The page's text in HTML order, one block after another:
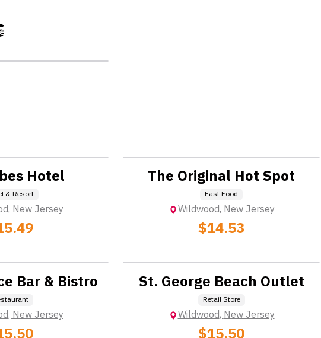
หมาย
ยนแปลง ขึ้นอยู่กับนายจ้าง
เช่น การรับประกันความพึงพอใจของลูกค้า
กรณ์ต่าง ๆ สำหรับการทำเครื่องดื่มและอาหาร
องพื้นที่ทำงานและอุปกรณ์
การสต็อกสินค้า
ยนแปลง ขึ้นอยู่กับนายจ้าง
by กลอยใจ
Extra Charge
Hotel
& Resort
,New Jersey
The Original Hot Spot
Fast Food
Wildwood,New Jersey
$14.53
Bar & Bistro
,New Jersey
St. George Beach Outlet
Retail Store
Wildwood,New Jersey